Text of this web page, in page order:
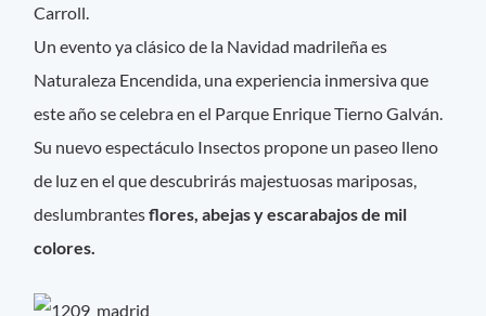
Carroll.
Un evento ya clásico de la Navidad madrileña es
Naturaleza Encendida, una experiencia inmersiva que
este año se celebra en el Parque Enrique Tierno Galván.
Su nuevo espectáculo Insectos propone un paseo lleno
de luz en el que descubrirás majestuosas mariposas,
deslumbrantesflores, abejas y escarabajos de mil
colores.